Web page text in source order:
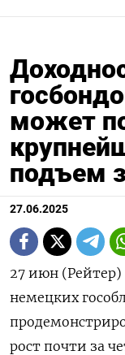
может
подъем
27.06.2025
27 июн
немецких
рост почти за